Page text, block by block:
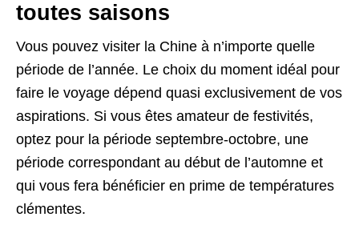
toutes saisons
Vous pouvez visiter la Chine à n’importe quelle
période de l’année. Le choix du moment idéal pour
faire le voyage dépend quasi exclusivement de vos
aspirations. Si vous êtes amateur de festivités,
optez pour la période septembre-octobre, une
période correspondant au début de l’automne et
qui vous fera bénéficier en prime de températures
clémentes.